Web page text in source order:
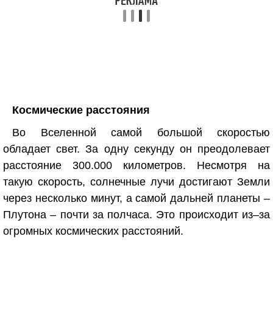
Космические расстояния
Во Вселенной самой большой скоростью
обладает свет. За одну секунду он преодолевает
расстояние 300.000 километров. Несмотря на
такую скорость, солнечные лучи достигают Земли
через несколько минут, а самой дальней планеты –
Плутона – почти за полчаса. Это происходит из–за
огромных космических расстояний.